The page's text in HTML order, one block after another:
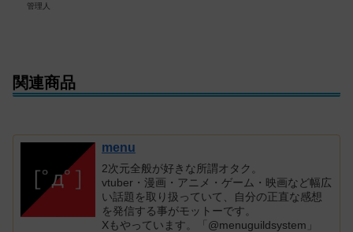
管理人
関連商品
menu
2次元全般が好きな所謂オタク。
vtuber・漫画・アニメ・ゲーム・映画など幅広
い話題を取り扱っていて、自分の正直な感想
を発信する事がモットーです。
Xもやっています。「@menuguildsystem」